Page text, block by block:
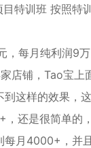
，每月纯利润9
店铺，Tao宝上
这样的效果，
还是很简单的
每月4000+，并